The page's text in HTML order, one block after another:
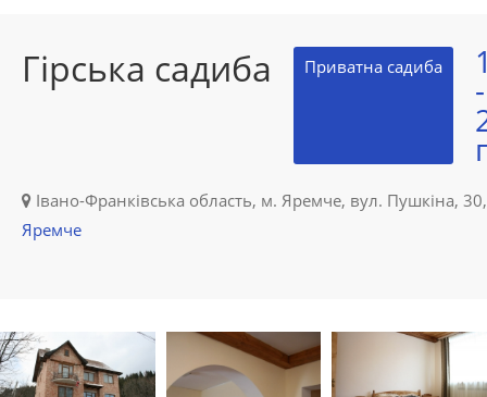
Гірська садиба Приватна садиба
-
Івано-Франківська область, м. Яремче, вул. Пушкіна, 30,
Яремче